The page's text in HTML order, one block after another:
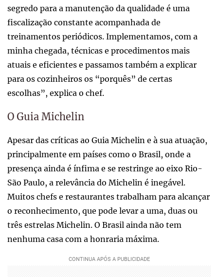
segredo para a manutenção da qualidade é uma
fiscalização constante acompanhada de
treinamentos periódicos. Implementamos, com a
minha chegada, técnicas e procedimentos mais
atuais e eficientes e passamos também a explicar
para os cozinheiros os “porquês” de certas
escolhas”, explica o chef.
O Guia Michelin
Apesar das críticas ao Guia Michelin e à sua atuação,
principalmente em países como o Brasil, onde a
presença ainda é ínfima e se restringe ao eixo Rio-
São Paulo, a relevância do Michelin é inegável.
Muitos chefs e restaurantes trabalham para alcançar
o reconhecimento, que pode levar a uma, duas ou
três estrelas Michelin. O Brasil ainda não tem
nenhuma casa com a honraria máxima.